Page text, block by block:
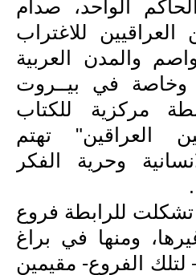
الواحد، صدام
للاغتراب
والمدن العربية
وخاصة في بيــروت
"رابطة مركزية للكتاب
العراقين" تهتم
وحرية الفكر
تشكلت للرابطة فروع
ومنها في براغ
لتلك الفروع- مقيمين